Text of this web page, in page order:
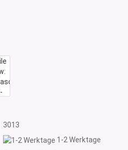
3013
1-2 Werktage